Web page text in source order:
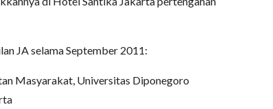
JA selama September 2011:
Masyarakat, Universitas Diponegoro